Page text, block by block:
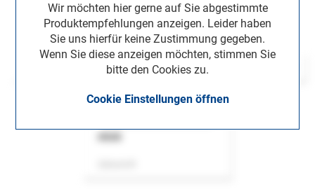
Wir möchten hier gerne auf Sie abgestimmte
Produktempfehlungen anzeigen. Leider haben
Sie uns hierfür keine Zustimmung gegeben.
Wenn Sie diese anzeigen möchten, stimmen Sie
bitte den Cookies zu.
Cookie Einstellungen öffnen